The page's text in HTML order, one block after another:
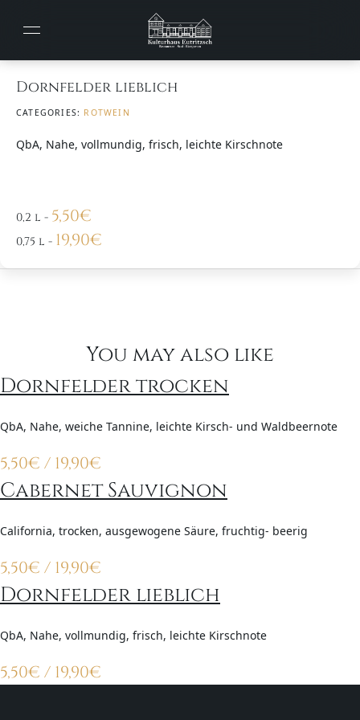
Dornfelder lieblich
CATEGORIES: ROTWEIN
QbA, Nahe, vollmundig, frisch, leichte Kirschnote
0,2 l - 5,50€
0,75 l - 19,90€
You may also like
Dornfelder trocken
QbA, Nahe, weiche Tannine, leichte Kirsch- und Waldbeernote
5,50€ / 19,90€
Cabernet Sauvignon
California, trocken, ausgewogene Säure, fruchtig- beerig
5,50€ / 19,90€
Dornfelder lieblich
QbA, Nahe, vollmundig, frisch, leichte Kirschnote
5,50€ / 19,90€